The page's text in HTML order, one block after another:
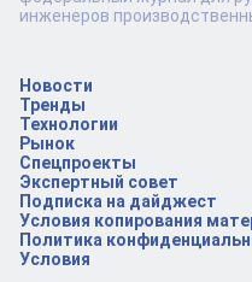
Новости
Тренды
Технологии
Рынок
Спецпроекты
Экспертный совет
Подписка на дайджест
Условия копирования
Политика
Условия
инженеров